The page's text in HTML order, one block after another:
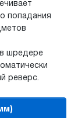
попадания
в шредере
реверс.